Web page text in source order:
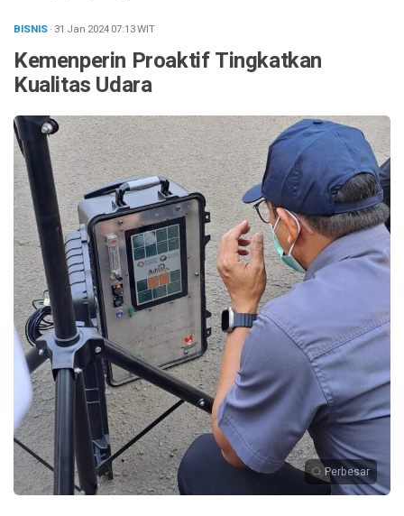
BISNIS· 31 Jan 202407:13WIT
Kemenperin Proaktif Tingkatkan
Kualitas Udara
Perbesar